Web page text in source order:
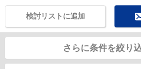
検討リストに追加
さらに条件を絞り